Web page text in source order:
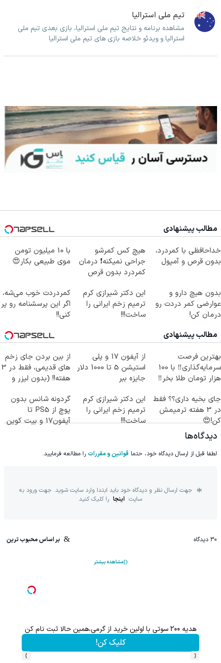
تیم ملی استرالیا
مشاهده برنامه و نتایج تیم ملی استرالیا، بازی بعدی تیم ملی
استرالیا و ویدئو خلاصه بازی های تیم ملی استرالیا
مطالب پیشنهادی
خداحافظی با کمردرد،
بدون قرص و آمپول
هیچ کس کمرشو
جراحی نمیکنه❗ درمان
کمردرد بدون قرص
با 10 میلیون تومن
موی طبیعی بکار😍
بدون هیچ دارو و
عوارضی کمر دردت رو
درمان کن!
این دکتر شیرازی کرم
ترمیم زخم ایرانی را
ساخت!!!
کمردردت خوب می‌شه،
اگر این پرسشنامه رو پر
کنی!!
مطالب پیشنهادی
بهترین فرصت
سرمایه‌گذاری‼️ با 100
هزار تومان طلا بخر‼️
از آیفون 17 و پلی
استیشن 5 تا 1000 دلار
جایزه ببر
از بین بردن جای زخم
های قدیمی، فقط در 3
هفته!! (بدون لیزر و
جای بخیه داری؟؟ فقط
در 3 هفته ترمیمش
کن!😍
این دکتر شیرازی کرم
ترمیم زخم ایرانی را
ساخت!!!
گردونه شانس بدون
پوچ از PS5 تا
آیفون17 و بیت کوین
دیدگاه‌ها
لطفا قبل از ارسال دیدگاه خود، حتما قوانین و مقررات را مطالعه فرمایید.
جهت ارسال نظر و دیدگاه خود باید ابتدا وارد سایت شوید. جهت ورود به
سایت اینجا را کلیک کنید
30 دیدگاه بر اساس محبوب ترین
مشاهده بیشتر
هدیه 200 سوتی با اولین خرید از گرمی،همین حالا ثبت نام کن
کلیک کن!
‹
›